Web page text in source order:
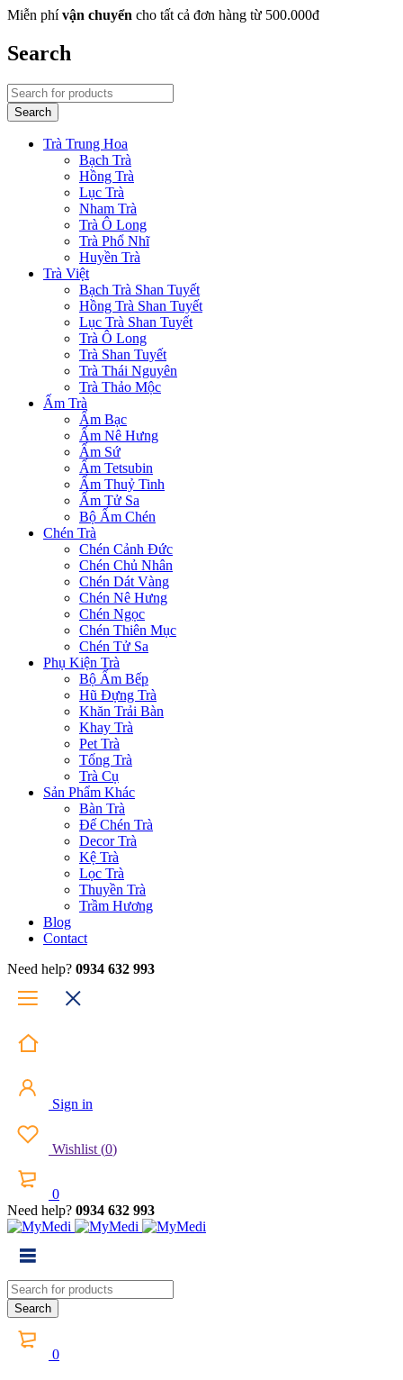
Miễn phívận chuyển cho tất cả đơn hàng từ 500.000đ
Search
Trà Trung Hoa
Bạch Trà
Hồng Trà
Lục Trà
Nham Trà
Trà Ô Long
Trà Phổ Nhĩ
Huyền Trà
Trà Việt
Bạch Trà Shan Tuyết
Hồng Trà Shan Tuyết
Lục Trà Shan Tuyết
Trà Ô Long
Trà Shan Tuyết
Trà Thái Nguyên
Trà Thảo Mộc
Ấm Trà
Ấm Bạc
Ấm Nê Hưng
Ấm Sứ
Ấm Tetsubin
Ấm Thuỷ Tinh
Ấm Tử Sa
Bộ Ấm Chén
Chén Trà
Chén Cảnh Đức
Chén Chủ Nhân
Chén Dát Vàng
Chén Nê Hưng
Chén Ngọc
Chén Thiên Mục
Chén Tử Sa
Phụ Kiện Trà
Bộ Ấm Bếp
Hũ Đựng Trà
Khăn Trải Bàn
Khay Trà
Pet Trà
Tống Trà
Trà Cụ
Sản Phẩm Khác
Bàn Trà
Đế Chén Trà
Decor Trà
Kệ Trà
Lọc Trà
Thuyền Trà
Trầm Hương
Blog
Contact
Need help? 0934 632 993
Sign in
Wishlist (0)
0
Need help? 0934 632 993
0